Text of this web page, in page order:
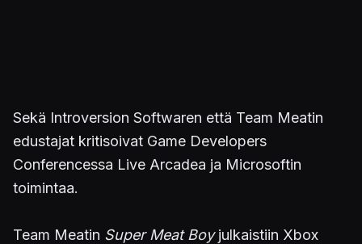
Sekä Introversion Softwaren että Team Meatin
edustajat kritisoivat Game Developers
Conferencessa Live Arcadea ja Microsoftin
toimintaa.
Team Meatin Super Meat Boyjulkaistiin Xbox